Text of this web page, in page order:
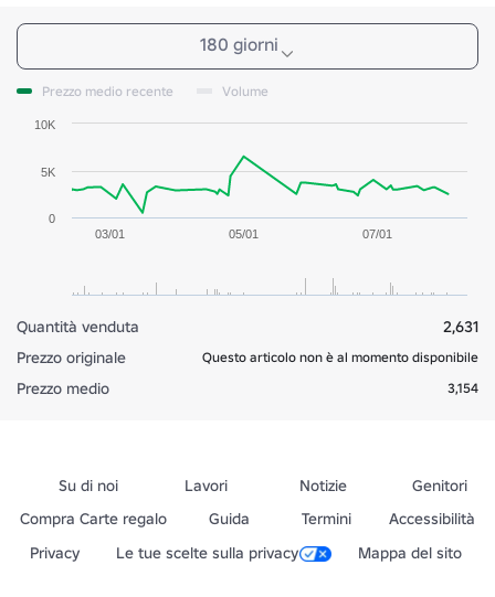
180 giorni
Prezzo medio recente Volume
03/01 05/01 07/01
0
5K
10K
Quantità venduta
2,631
Prezzo originale
Questo articolo non è al momento disponibile
Prezzo medio 3,154
Su di noi Lavori Notizie
Genitori
Compra Carte regalo
Guida Termini
Accessibilità
Privacy
Le tue scelte sulla privacy Mappa del sito